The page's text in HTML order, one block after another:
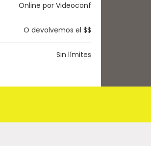
Online por Videoconf
O devolvemos el $$
Sin límites